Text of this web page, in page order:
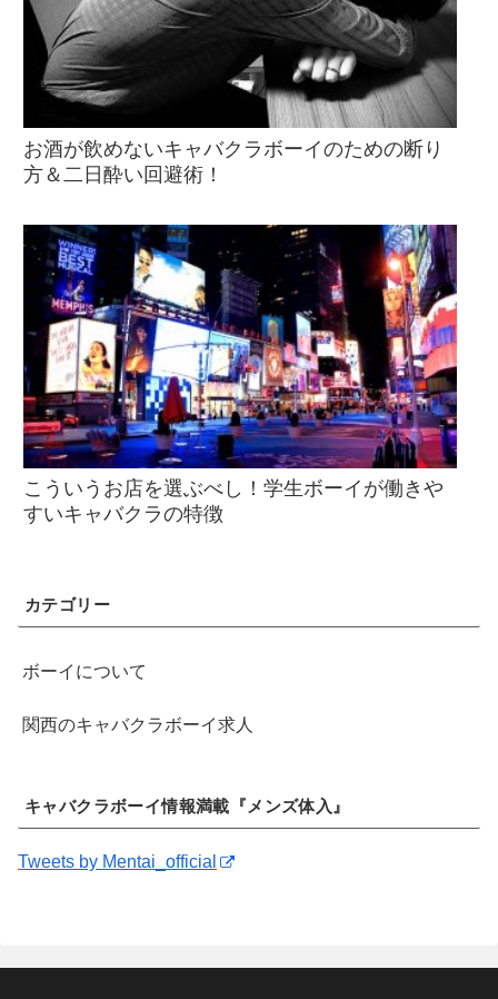
お酒が飲めないキャバクラボーイのための断り
方＆二日酔い回避術！
こういうお店を選ぶべし！学生ボーイが働きや
すいキャバクラの特徴
カテゴリー
ボーイについて
関西のキャバクラボーイ求人
キャバクラボーイ情報満載『メンズ体入』
Tweets by Mentai_official